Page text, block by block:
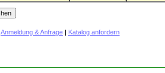
Anmeldung & Anfrage | Katalog anfordern